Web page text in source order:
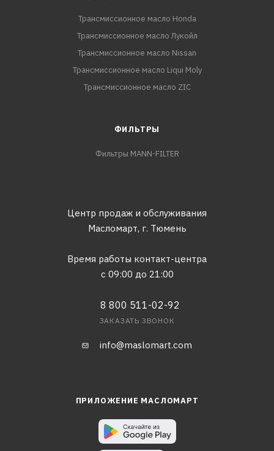
Трансмиссионное масло Honda
Трансмиссионное масло Лукойл
Трансмиссионное масло Nissan
Трансмиссионное масло Liqui Moly
Трансмиссионное масло ZIC
ФИЛЬТРЫ
Фильтры MANN-FILTER
Центр продаж и обслуживания
Масломарт, г. Тюмень
Время работы контакт-центра
с 09:00 до 21:00
8 800 511-02-92
ЗАКАЗАТЬ ЗВОНОК
info@maslomart.com
ПРИЛОЖЕНИЕ МАСЛОМАРТ